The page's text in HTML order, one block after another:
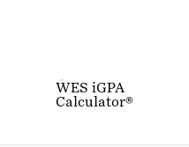
WES iGPA
Calculator®